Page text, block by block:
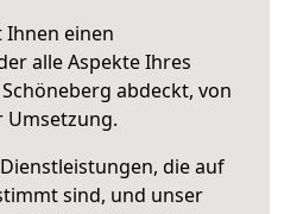
Ihnen einen
alle Aspekte Ihres
abdeckt, von
Umsetzung.
die auf
sind, und unser